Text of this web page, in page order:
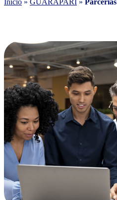
Início » GUARAPARI » Parcerias